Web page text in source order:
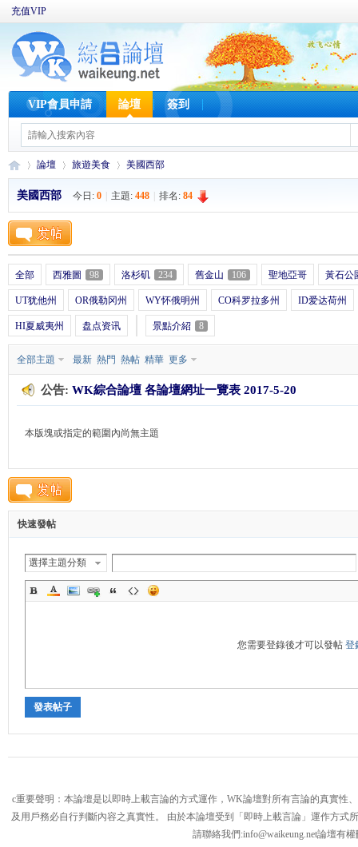
充值VIP
VIP會員申請 論壇 簽到
W
論壇
›
旅遊美食 美國西部
美國西部 今日: 0 主題: 448 排名: 84
全部 西雅圖 98 洛杉矶 234 舊金山 106 聖地亞哥 黃石公
UT犹他州 OR俄勒冈州 WY怀俄明州 CO科罗拉多州 ID爱达荷州
HI夏威夷州 盘点资讯 景點介紹 8
全部主題 最新 熱門 熱帖 精華 更多
公告: WK綜合論壇 各論壇網址一覽表 2017-5-20
本版塊或指定的範圍內尚無主題
快速發帖
選擇主題分類
您需要登錄後才可以發帖登
發表帖子
c重要聲明：本論壇是以即時上載言論的方式運作，WK論壇對所有言論的真實
及用戶務必自行判斷內容之真實性。 由於本論壇受到「即時上載言論」運作方
請聯絡我們:info@waikeung.net論壇有